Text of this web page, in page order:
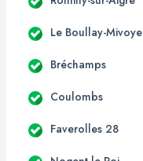
Le Boullay-Mivoye
Bréchamps
Coulombs
Faverolles 28